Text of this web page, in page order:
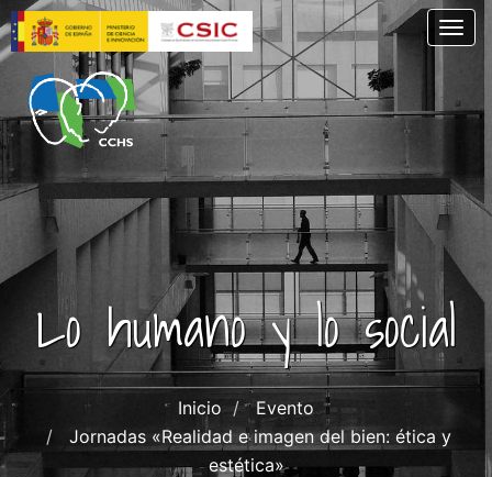
Pasar
al
contenido
principal
Lo humano y lo social
Inicio
Evento
Jornadas «Realidad e imagen del bien: ética y
estética»